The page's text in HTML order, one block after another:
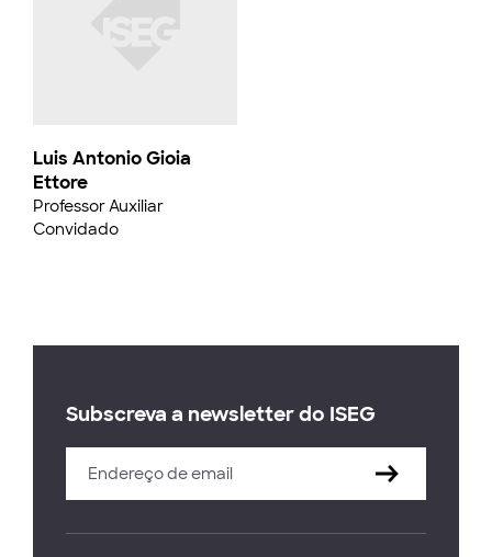
Luis Antonio Gioia
Ettore
Professor Auxiliar
Convidado
Subscreva a newsletter do ISEG